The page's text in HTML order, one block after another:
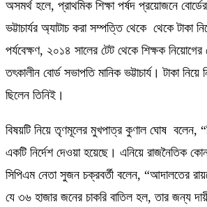
অসমর্থ হলে, প্রাথমিক শিক্ষা পর্ষদ প্রয়োজনে
ভট্টাচার্যর অ্যাটাচ করা সম্পত্তি থেকে থেকে টাকা
পর্যবেক্ষণ, ২০১৪ সালের টেট থেকে শিক্ষক নিয়োগের
তৎকালীন বোর্ড সভাপতি মানিক ভট্টাচার্য। টাকা নিয়ে
ছিলেন তিনিই।
বিষয়টি নিয়ে তৃণমূলের মুখপাত্র কুণাল ঘোষ বলেন,
একটি নির্দেশ দেওয়া হয়েছে। এনিয়ে রাজনৈতিক
সিপিএম নেতা সুজন চক্রবর্তী বলেন, “আদালতের
যে ৩৬ হাজার জনের চাকরি বাতিল হল, তার জন্য